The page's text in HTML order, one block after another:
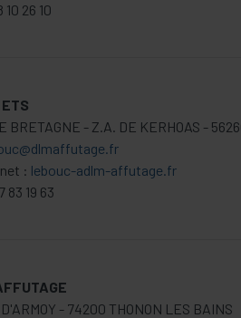
10 26 10
BRETAGNE - Z.A. DE KERHOAS -
: lebouc-adlm-affutage.fr
83 19 63
- 74200 THONON LES BAINS